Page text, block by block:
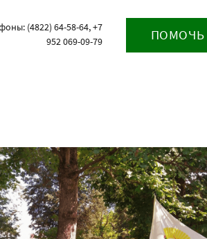
(4822) 64-58-64, +7
952 069-09-79
ПОМОЧЬ